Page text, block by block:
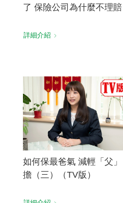
了 保險公司為什麼不理賠
詳細介紹
如何保最爸氣 減輕「父」
擔（三）（TV版）